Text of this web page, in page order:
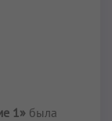
1» была